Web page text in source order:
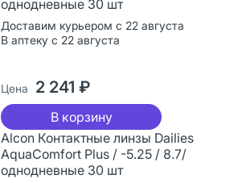
однодневные 30 шт
Доставим курьером с 22 августа
В аптеку с 22 августа
Цена 2 241 ₽
В корзину
Alcon Контактные линзы Dailies
AquaComfort Plus / -5.25 / 8.7/
однодневные 30 шт